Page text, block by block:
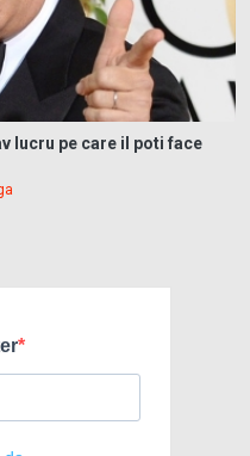
lucru pe care il poti face